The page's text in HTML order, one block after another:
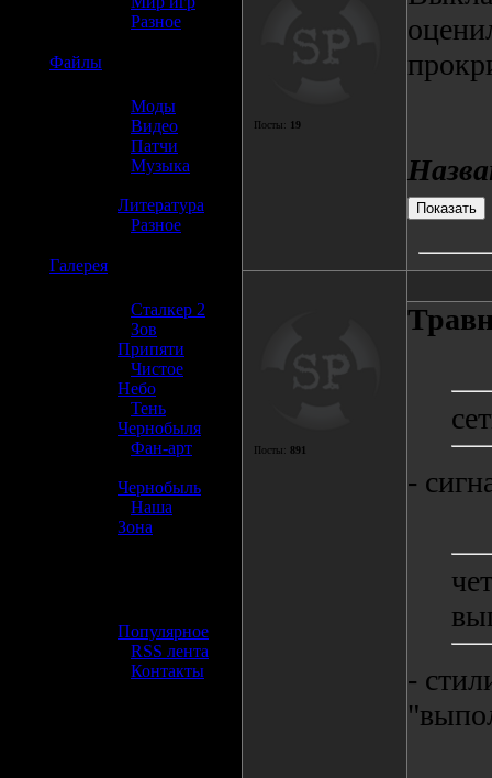
Разное
Файлы
Моды
Видео
Патчи
Музыка
Литература
Разное
Галерея
Сталкер 2
Зов
Припяти
Чистое
Небо
Тень
Чернобыля
Фан-арт
Чернобыль
Наша
Зона
Популярное
RSS лента
Контакты
Посты: 19
Посты: 891
-
-